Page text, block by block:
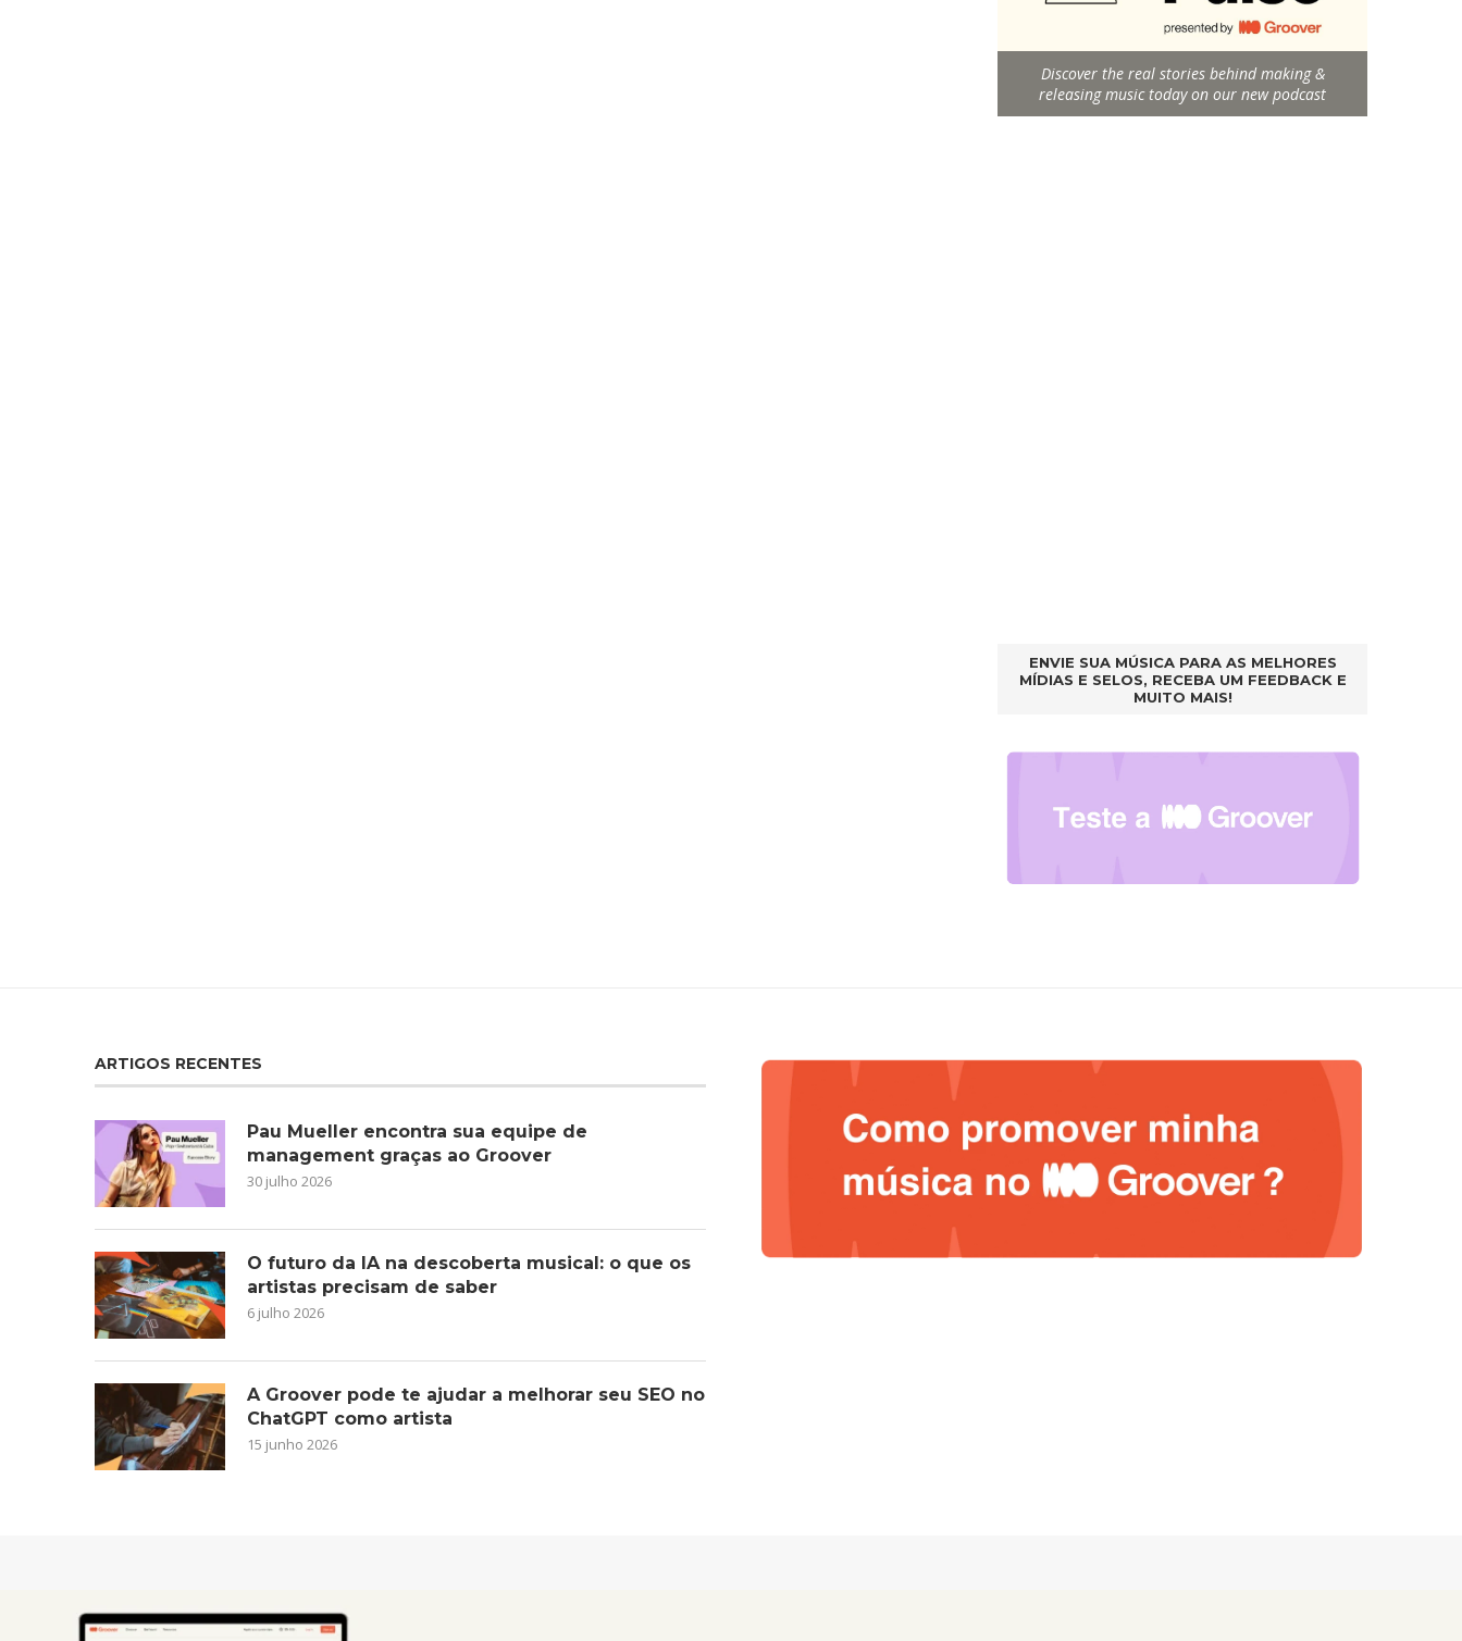
Discover the real stories behind making &
releasing music today on our new podcast
ENVIE SUA MÚSICA PARA AS MELHORES
MÍDIAS E SELOS, RECEBA UM FEEDBACK E
MUITO MAIS!
ARTIGOS RECENTES
Pau Mueller encontra sua equipe de
management graças ao Groover
30 julho 2026
O futuro da IA na descoberta musical: o que os
artistas precisam de saber
6 julho 2026
A Groover pode te ajudar a melhorar seu SEO no
ChatGPT como artista
15 junho 2026